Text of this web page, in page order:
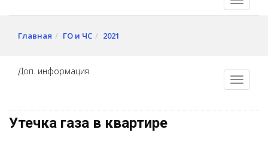
Главная ГО и ЧС 2021
Доп. информация
Утечка газа в квартире